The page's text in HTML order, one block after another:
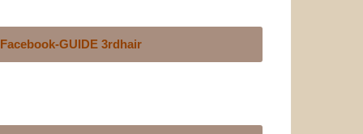
Facebook-GUIDE 3rdhair